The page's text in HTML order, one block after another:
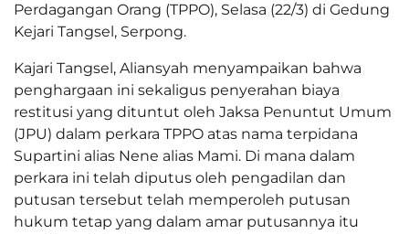
Perdagangan Orang (TPPO), Selasa (22/3) di Gedung
Kejari Tangsel, Serpong.
Kajari Tangsel, Aliansyah menyampaikan bahwa
penghargaan ini sekaligus penyerahan biaya
restitusi yang dituntut oleh Jaksa Penuntut Umum
(JPU) dalam perkara TPPO atas nama terpidana
Supartini alias Nene alias Mami. Di mana dalam
perkara ini telah diputus oleh pengadilan dan
putusan tersebut telah memperoleh putusan
hukum tetap yang dalam amar putusannya itu